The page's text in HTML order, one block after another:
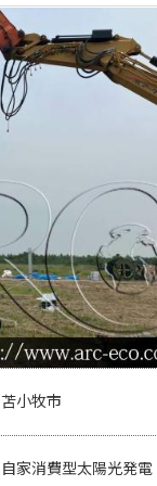
苫小牧市
自家消費型太陽光発電